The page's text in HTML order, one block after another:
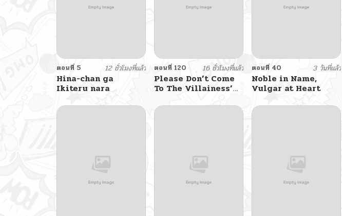
ตอนที่ 5 12 ชั่วโมงที่แล้ว
Hina-chan ga
Ikiteru nara
ตอนที่ 120 16 ชั่วโมงที่แล้ว
Please Don’t Come
To The Villainess’
ตอนที่ 40 3 วันที่แล้ว
Noble in Name,
Vulgar at Heart